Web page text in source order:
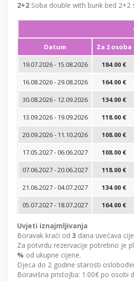
2+2 Soba double with bunk bed 2+2
Datum Za 2 osoba
19.07.2026 - 15.08.2026
184.00 €
16.08.2026 - 29.08.2026
164.00 €
30.08.2026 - 12.09.2026
134.00 €
13.09.2026 - 19.09.2026
118.00 €
20.09.2026 - 11.10.2026
108.00 €
17.05.2027 - 06.06.2027
108.00 €
07.06.2027 - 20.06.2027
118.00 €
21.06.2027 - 04.07.2027
134.00 €
05.07.2027 - 18.07.2027
164.00 €
Uvjeti iznajmljivanja
Boravak kraći od 3 dana uvećava
Za potvrdu rezervacije potrebno je
% od ukupne cijene.
Djeca do 2 godine starosti
Boravišna pristojba: 1.00€ po osobi